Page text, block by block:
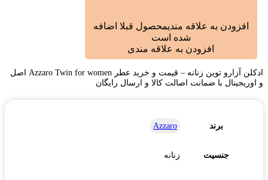
افزودن به علاقه مندیمحصول قبلا اضافه
شده است
افزودن به علاقه مندی
ادکلن آزارو توین زنانه – قیمت و خرید عطر Azzaro Twin for women اصل
و اوریجینال با ضمانت اصالت کالا و ارسال رایگان
برند Azzaro
جنسیت زنانه